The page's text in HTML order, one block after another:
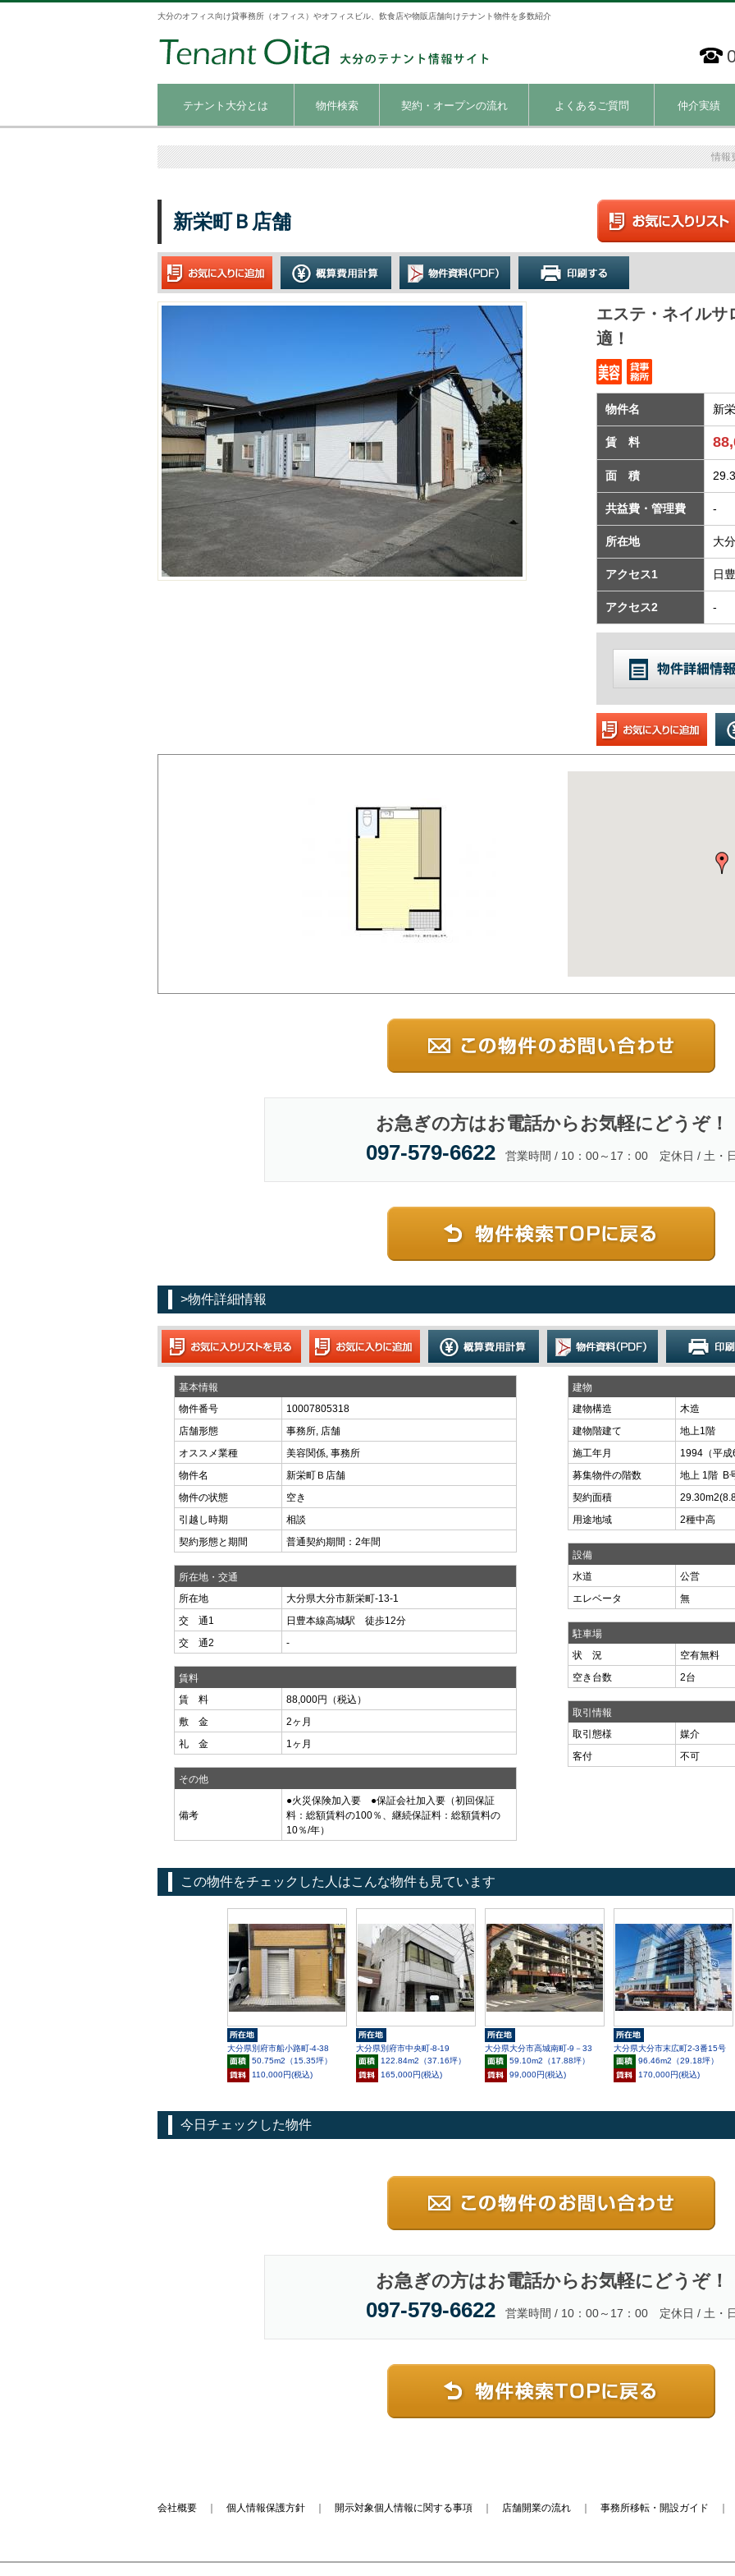
大分のオフィス向け貸事務所（オフィス）やオフィスビル、飲食店や物販店舗向けテナント物件を多数紹介
テナント大分とは 物件検索 契約・オープンの流れ よくあるご質問 仲介実績
情報
新栄町Ｂ店舗
エステ・ネイルサ
適！
物件名 新
賃 料
面 積
共益費・管理費 -
所在地 大
アクセス1 日
アクセス2 -
お急ぎの方はお電話からお気軽にどうぞ！
097-579-6622 営業時間 / 10：00～17：00 定休日 / 土・
>物件詳細情報
基本情報
物件番号
10007805318
店舗形態
事務所, 店舗
オススメ業種
美容関係, 事務所
物件名
新栄町Ｂ店舗
物件の状態
空き
引越し時期
相談
契約形態と期間
普通契約期間：2年間
所在地・交通
所在地
大分県大分市新栄町-13-1
交 通1
日豊本線高城駅 徒歩12分
交 通2
-
賃料
賃 料
88,000円（税込）
敷 金
2ヶ月
礼 金
1ヶ月
その他
備考
●火災保険加入要 ●保証会社加入要（初回保証
料：総額賃料の100％、継続保証料：総額賃料の
10％/年）
建物
建物構造
木造
建物階建て
地上1階
施工年月
1994（平成
募集物件の階数
地上 1階 B
契約面積
29.30m2
用途地域
2種中高
設備
水道
公営
エレベータ
無
駐車場
状 況
空有無料
空き台数
2台
取引情報
取引態様
媒介
客付
不可
この物件をチェックした人はこんな物件も見ています
大分県別府市船小路町-4-38
50.75m2 （15.35坪）
110,000円(税込)
大分県別府市中央町-8-19
122.84m2 （37.16坪）
165,000円(税込)
大分県大分市高城南町-9－33
59.10m2 （17.88坪）
99,000円(税込)
大分県大分市末広町2-3番15号
96.46m2 （29.18坪）
170,000円(税込)
今日チェックした物件
お急ぎの方はお電話からお気軽にどうぞ！
097-579-6622 営業時間 / 10：00～17：00 定休日 / 土・
会社概要 個人情報保護方針 開示対象個人情報に関する事項 店舗開業の流れ 事務所移転・開設ガイド